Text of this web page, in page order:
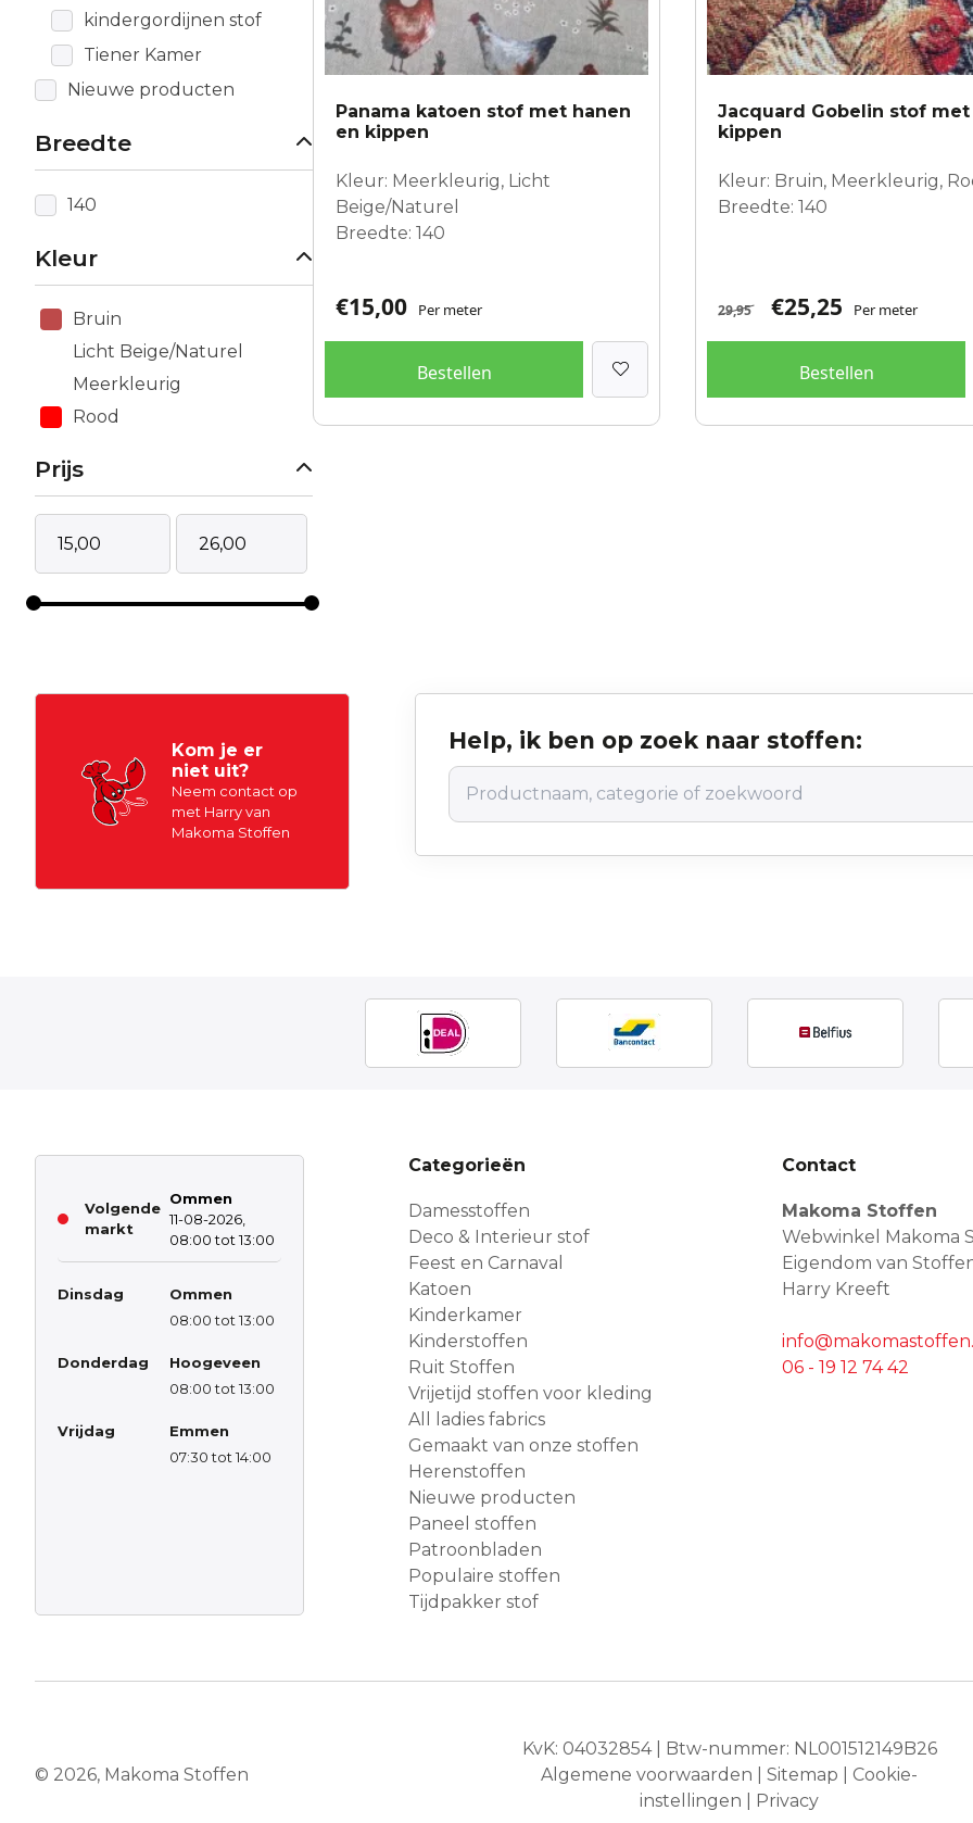
kindergordijnen stof
Tiener Kamer
Nieuwe producten
Breedte
140
Kleur
Bruin
Licht Beige/Naturel
Meerkleurig
Rood
Prijs
Panama katoen stof met hanen
en kippen
Kleur: Meerkleurig, Licht
Beige/Naturel
Breedte: 140
€15,00 Per meter
Bestellen
Jacquard Gobelin stof met
kippen
Kleur: Bruin, Meerkleurig,
Breedte: 140
29,95 €25,25 Per meter
Bestellen
Kom je er
niet uit?
Neem contact op
met Harry van
Makoma Stoffen
Help, ik ben op zoek naar stoffen:
Volgende
markt
Ommen
11-08-2026,
08:00 tot 13:00
Dinsdag
Ommen
08:00 tot 13:00
Donderdag
Hoogeveen
08:00 tot 13:00
Vrijdag
Emmen
07:30 tot 14:00
Categorieën
Damesstoffen
Deco & Interieur stof
Feest en Carnaval
Katoen
Kinderkamer
Kinderstoffen
Ruit Stoffen
Vrijetijd stoffen voor kleding
All ladies fabrics
Gemaakt van onze stoffen
Herenstoffen
Nieuwe producten
Paneel stoffen
Patroonbladen
Populaire stoffen
Tijdpakker stof
Contact
Makoma Stoffen
Webwinkel Makoma
Eigendom van
Harry Kreeft
06 - 19 12 74 42
© 2026, Makoma Stoffen
KvK: 04032854 | Btw-nummer: NL001512149B26
Algemene voorwaarden |Sitemap
Cookie-
instellingen
Privacy